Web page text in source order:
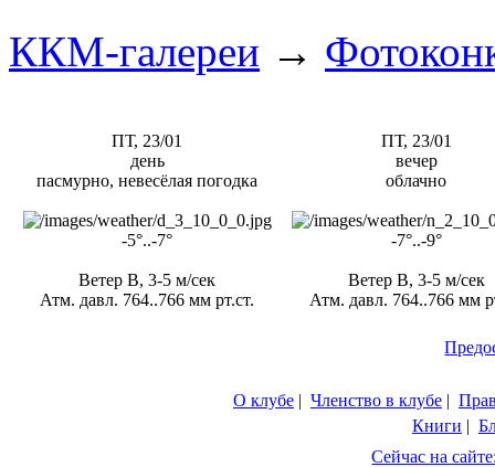
ККМ-галереи →
ПТ, 23/01
день
пасмурно, невесёлая погодка
-5°..-7°
Ветер В, 3-5 м/сек
Атм. давл. 764..766 мм рт.ст.
ПТ, 23/01
вечер
облачно
-7°..-9°
Ветер В, 3-5 м/сек
Атм. давл. 764..766 мм
О клубе | Членство в клубе |
Книги |
Сейчас на